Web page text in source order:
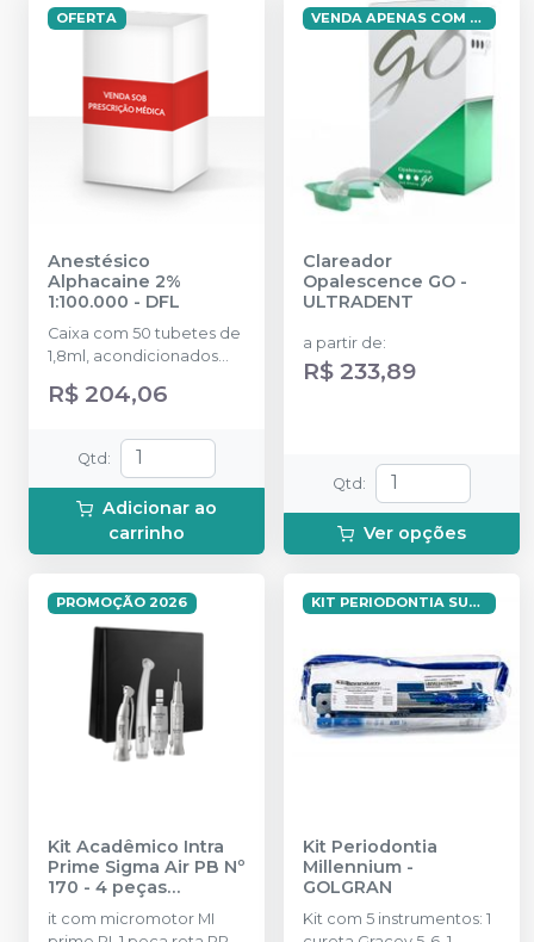
OFERTA
Anestésico
Alphacaine 2%
1:100.000 - DFL
Caixa com 50 tubetes de
1,8ml, acondicionados
em blisters lacrados com
10 tubetes cada.
R$ 204,06
Qtd :
Adicionar ao
carrinho
VENDA APENAS COM RECEITA
Clareador
Opalescence GO -
ULTRADENT
a partir de:
R$ 233,89
Qtd :
Ver opções
PROMOÇÃO 2026
Kit Acadêmico Intra
Prime Sigma Air PB Nº
170 - 4 peças
Interna)- DENTFLEX
it com micromotor MI
KIT PERIODONTIA SUPREMA JF
Kit Periodontia
Millennium -
GOLGRAN
Kit com 5 instrumentos: 1